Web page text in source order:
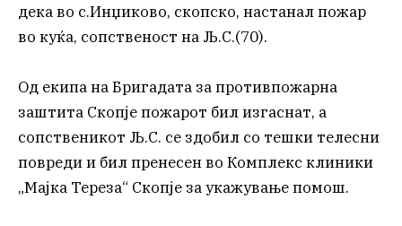
дека во с.Инџиково, скопско, настанал пожар
во куќа, сопственост на Љ.С.(70).
Од екипа на Бригадата за противпожарна
заштита Скопје пожарот бил изгаснат, а
сопственикот Љ.С. се здобил со тешки телесни
повреди и бил пренесен во Комплекс клиники
„Мајка Тереза“ Скопје за укажување помош.